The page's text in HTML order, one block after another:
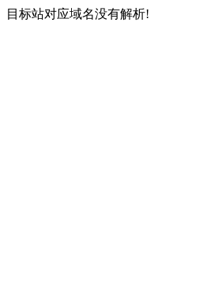
目标站对应域名没有解析!